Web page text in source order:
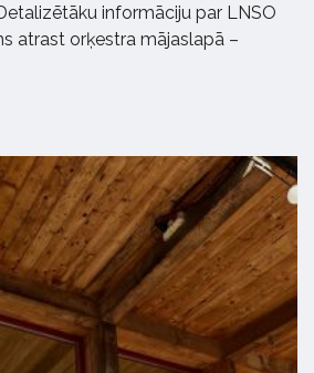
informāciju par LNSO
atrast orķestra mājaslapā –